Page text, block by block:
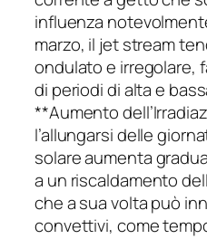
influenza
marzo, il jet stream
ondulato e irregolare,
di periodi di alta e
**Aumento
l’allungarsi delle
solare aumenta
a un riscaldamento
che a sua volta può
convettivi, come